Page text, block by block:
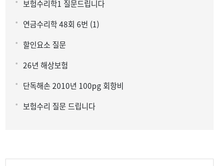
보험수리학1 질문드립니다
연금수리학 48회 6번 (1)
할인요소 질문
26년 해상보험
단독해손 2010년 100pg 회항비
보험수리 질문 드립니다